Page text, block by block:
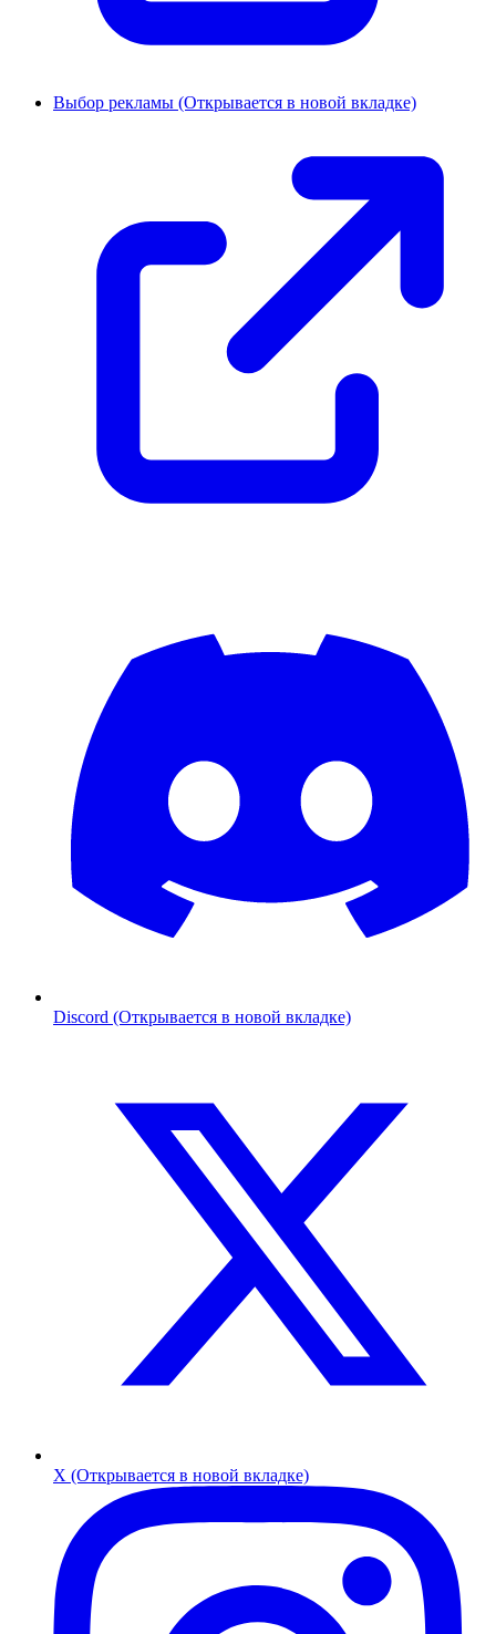
Выбор рекламы (Открывается в новой вкладке)
Discord (Открывается в новой вкладке)
X (Открывается в новой вкладке)